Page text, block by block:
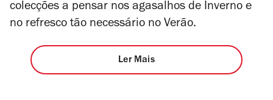
colecções a pensar nos agasalhos de Inverno e
no refresco tão necessário no Verão.
Ler Mais